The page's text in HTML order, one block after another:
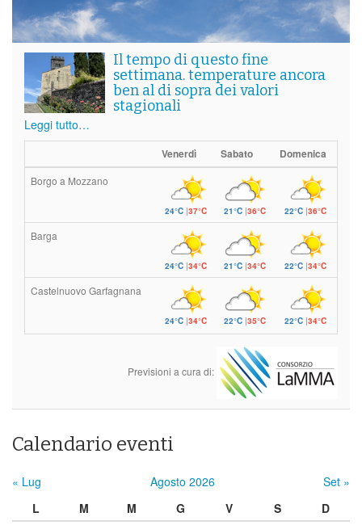
Il tempo di questo fine
settimana. temperature ancora
ben al di sopra dei valori
stagionali
Leggi tutto…
Venerdì Sabato Domenica
Borgo a Mozzano
24°C|37°C 21°C|36°C 22°C |36°C
Barga
24°C|34°C 21°C|34°C 22°C |34°C
Castelnuovo Garfagnana
24°C|34°C 22°C|35°C 22°C |34°C
Previsioni a cura di:
Calendario eventi
« Lug Agosto 2026
Set »
L
M M G V S
D